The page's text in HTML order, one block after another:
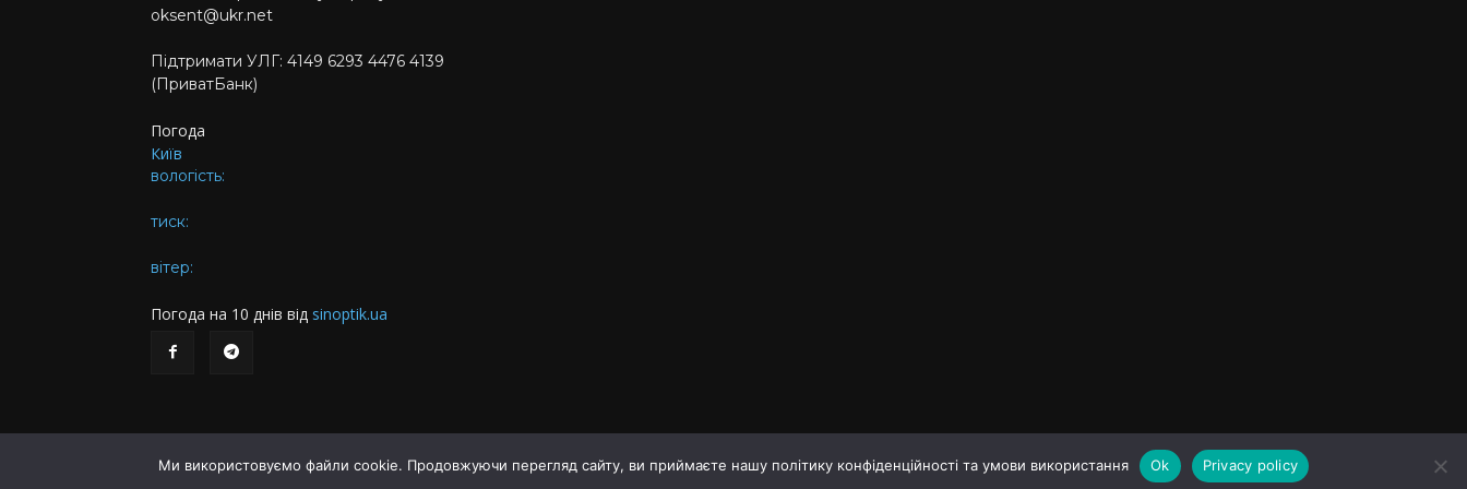
oksent@ukr.net
Підтримати УЛГ: 4149 6293 4476 4139
(ПриватБанк)
Погода
Київ
вологість:
тиск:
вітер:
Погода на 10 днів від sinoptik.ua
Про газету Правила користування сайтом Політика конфіденційності Різне
© Українська літературна газета. Заснована 2009 року
Ми використовуємо файли cookie. Продовжуючи перегляд сайту, ви приймаєте нашу політику конфіденційності та умови використання Ok Privacy policy